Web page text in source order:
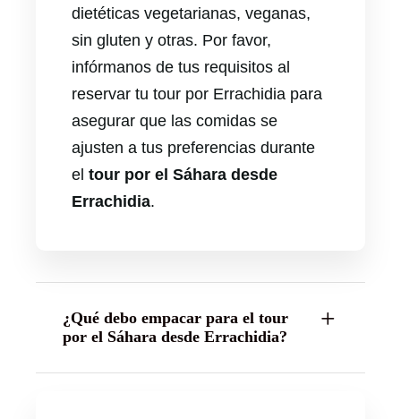
dietéticas vegetarianas, veganas,
sin gluten y otras. Por favor,
infórmanos de tus requisitos al
reservar tu tour por Errachidia para
asegurar que las comidas se
ajusten a tus preferencias durante
el tour por el Sáhara desde
Errachidia.
¿Qué debo empacar para el tour
por el Sáhara desde Errachidia?